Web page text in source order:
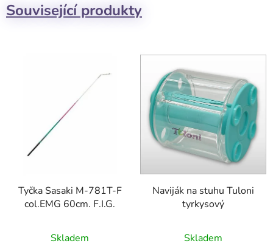
Související produkty
Tyčka Sasaki M-781T-F
col.EMG 60cm. F.I.G.
Skladem
Naviják na stuhu Tuloni
tyrkysový
Skladem